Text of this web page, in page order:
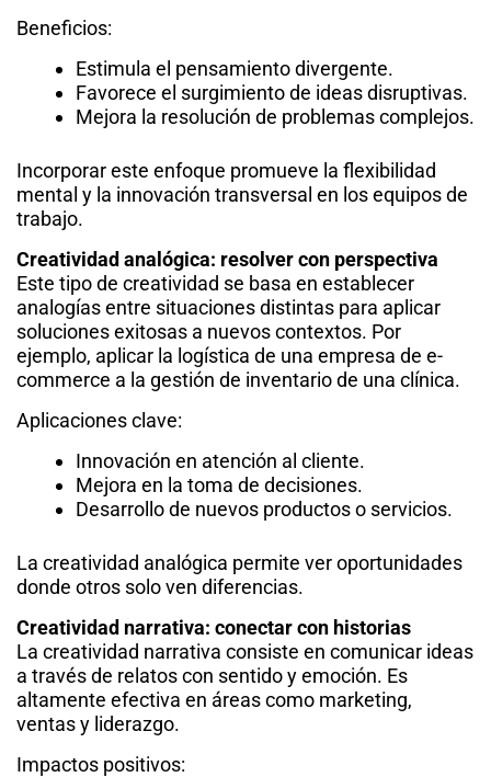
Beneficios:
Estimula el pensamiento divergente.
Favorece el surgimiento de ideas disruptivas.
Mejora la resolución de problemas complejos.
Incorporar este enfoque promueve la flexibilidad
mental y la innovación transversal en los equipos de
trabajo.
Creatividad analógica: resolver con perspectiva
Este tipo de creatividad se basa en establecer
analogías entre situaciones distintas para aplicar
soluciones exitosas a nuevos contextos. Por
ejemplo, aplicar la logística de una empresa de e-
commerce a la gestión de inventario de una clínica.
Aplicaciones clave:
Innovación en atención al cliente.
Mejora en la toma de decisiones.
Desarrollo de nuevos productos o servicios.
La creatividad analógica permite ver oportunidades
donde otros solo ven diferencias.
Creatividad narrativa: conectar con historias
La creatividad narrativa consiste en comunicar ideas
a través de relatos con sentido y emoción. Es
altamente efectiva en áreas como marketing,
ventas y liderazgo.
Impactos positivos: